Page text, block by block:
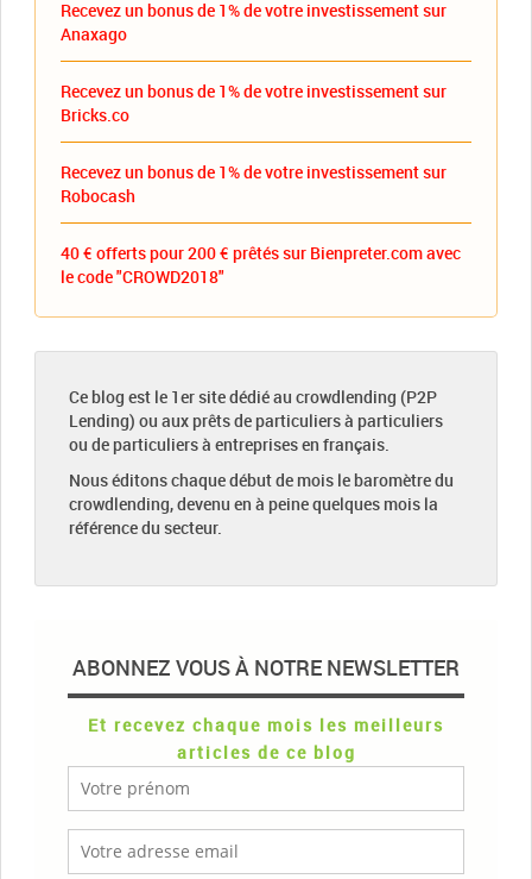
Recevez un bonus de 1% de votre investissement sur
Anaxago
Recevez un bonus de 1% de votre investissement sur
Bricks.co
Recevez un bonus de 1% de votre investissement sur
Robocash
40 € offerts pour 200 € prêtés sur Bienpreter.com avec
le code "CROWD2018"
Ce blog est le 1er site dédié au crowdlending (P2P
Lending) ou aux prêts de particuliers à particuliers
ou de particuliers à entreprises en français.
Nous éditons chaque début de mois le baromètre du
crowdlending, devenu en à peine quelques mois la
référence du secteur.
ABONNEZ VOUS À NOTRE NEWSLETTER
Et recevez chaque mois les meilleurs
articles de ce blog